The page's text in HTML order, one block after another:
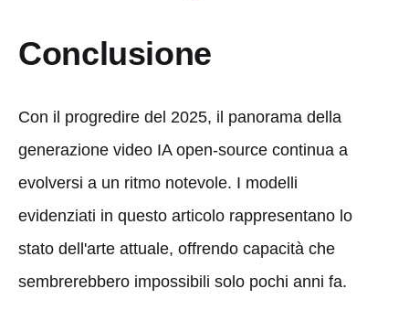
Conclusione
Con il progredire del 2025, il panorama della
generazione video IA open-source continua a
evolversi a un ritmo notevole. I modelli
evidenziati in questo articolo rappresentano lo
stato dell'arte attuale, offrendo capacità che
sembrerebbero impossibili solo pochi anni fa.